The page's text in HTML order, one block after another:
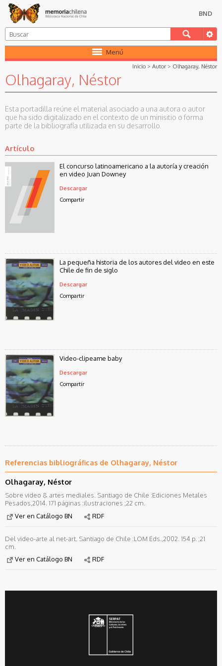
BND
Menú
Inicio > Autor > Olhagaray, Néstor
Olhagaray, Néstor
Esta portadilla reúne el material asociado a una autora o autor
que ha sido digitalizado en el contexto de un minisitio o forma
parte de la bibliografía utilizada en su desarrollo.
Artículo
El concurso latinoamericano a la autoría y creación
en video Juan Downey
Descargar
Compartir
La pequeña historia de los autores del video en este
Chile de fin de siglo
Descargar
Compartir
Video-clipeame baby
Descargar
Compartir
Referencias bibliográficas de Olhagaray, Néstor
Olhagaray, Néstor
Sobre video & artes mediales. Santiago de Chile :Ediciones Metales
Pesados,2014. 171 páginas :ilustraciones ;22 cm.
Ver en Catálogo BN
RDF
Del video-arte al net-art. Santiago de Chile :LOM Eds.,2002. 154 p. ;21
cm.
Ver en Catálogo BN
RDF